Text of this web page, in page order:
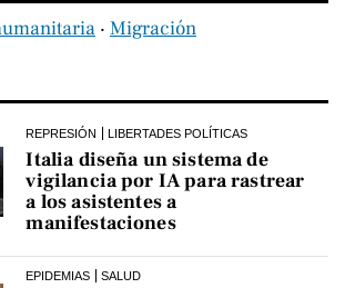
‧ Migración
REPRESIÓN LIBERTADES POLÍTICAS
Italia diseña un sistema de
vigilancia por IA para rastrear
a los asistentes a
manifestaciones
EPIDEMIAS SALUD